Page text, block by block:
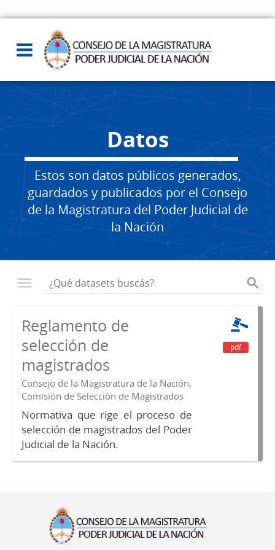
Datos
Estos son datos públicos generados,
guardados y publicados por el Consejo
de la Magistratura del Poder Judicial de
la Nación
Reglamento de
selección de
magistrados
Consejo de la Magistratura de la Nación,
Comisión de Selección de Magistrados
Normativa que rige el proceso de
selección de magistrados del Poder
Judicial de la Nación.
pdf